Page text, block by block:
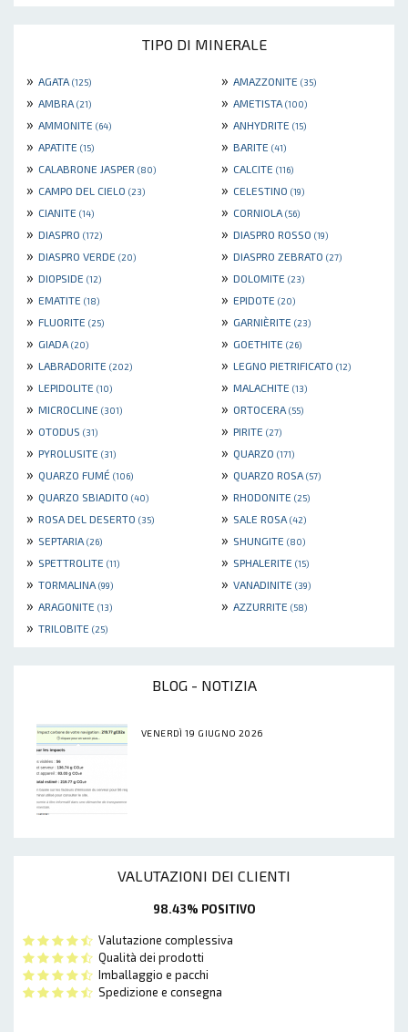
TIPO DI MINERALE
» AGATA (125) » AMAZZONITE (35)
» AMBRA (21) » AMETISTA (100)
» AMMONITE (64) » ANHYDRITE (15)
» APATITE (15) » BARITE (41)
» CALABRONE JASPER (80) » CALCITE (116)
» CAMPO DEL CIELO (23) » CELESTINO (19)
» CIANITE (14) » CORNIOLA (56)
» DIASPRO (172) » DIASPRO ROSSO (19)
» DIASPRO VERDE (20) » DIASPRO ZEBRATO (27)
» DIOPSIDE (12) » DOLOMITE (23)
» EMATITE (18) » EPIDOTE (20)
» FLUORITE (25) » GARNIÈRITE (23)
» GIADA (20) » GOETHITE (26)
» LABRADORITE (202) » LEGNO PIETRIFICATO (12)
» LEPIDOLITE (10) » MALACHITE (13)
» MICROCLINE (301) » ORTOCERA (55)
» OTODUS (31) » PIRITE (27)
» PYROLUSITE (31) » QUARZO (171)
» QUARZO FUMÉ (106) » QUARZO ROSA (57)
» QUARZO SBIADITO (40) » RHODONITE (25)
» ROSA DEL DESERTO (35) » SALE ROSA (42)
» SEPTARIA (26) » SHUNGITE (80)
» SPETTROLITE (11) » SPHALERITE (15)
» TORMALINA (99) » VANADINITE (39)
» ARAGONITE (13) » AZZURRITE (58)
» TRILOBITE (25)
BLOG - NOTIZIA
VENERDÌ 19 GIUGNO 2026
VALUTAZIONI DEI CLIENTI
98.43% POSITIVO
Valutazione complessiva
Qualità dei prodotti
Imballaggio e pacchi
Spedizione e consegna